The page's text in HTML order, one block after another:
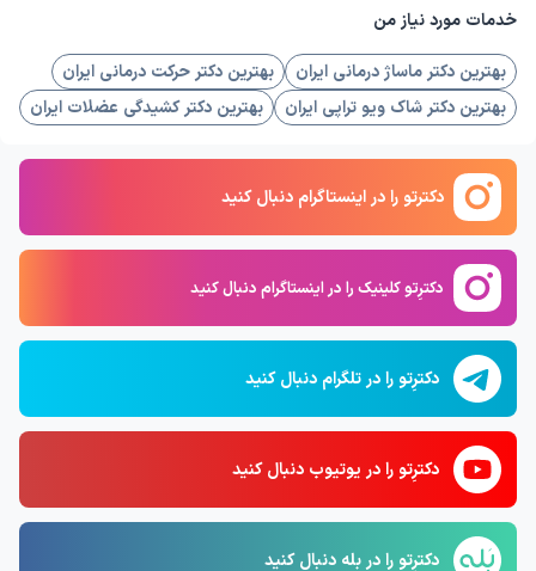
خدمات مورد نیاز من
بهترین دکتر ماساژ درمانی ایران
بهترین دکتر حرکت درمانی ایران
بهترین دکتر شاک ویو تراپی ایران
بهترین دکتر کشیدگی عضلات ایران
دکترتو را در اینستاگرام دنبال کنید
دکترِتو کلینیک را در اینستاگرام دنبال کنید
دکترِتو را در تلگرام دنبال کنید
دکترِتو را در یوتیوب دنبال کنید
دکترِتو را در بله دنبال کنید